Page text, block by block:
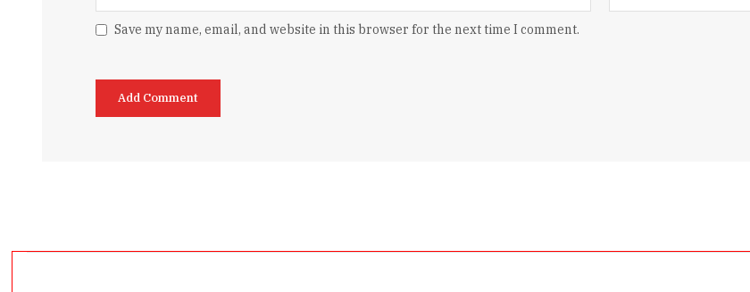
Save my name, email, and website in this browser for the next time I comment.